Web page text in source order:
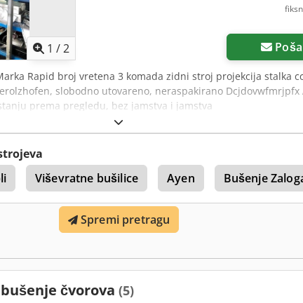
1 /2
Rapid broj vretena 3 komada zidni stroj projekcija stalka
slobodno utovareno, neraspakirano Dcjdovwfmrjpfx
prema pregledu, bez jamstva i jamstva
Viševratne bušilice Ayen Bušenje
Spremi pretragu
čvorova (5)